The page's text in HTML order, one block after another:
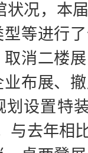
状况，本
等进行
消二楼
布展、
设置特
与去年相